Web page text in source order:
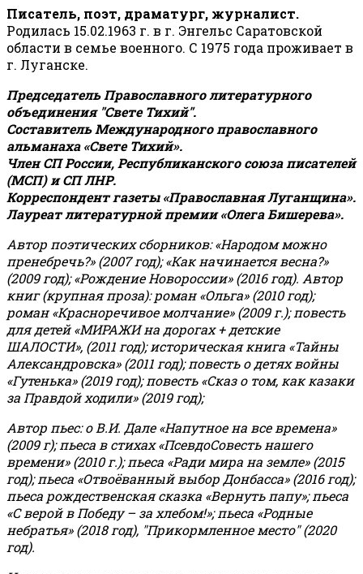
Писатель, поэт, драматург, журналист.
Родилась 15.02.1963 г. в г. Энгельс Саратовской
области в семье военного. С 1975 года проживает в
г. Луганске.
Председатель Православного литературного
объединения "Свете Тихий".
Составитель Международного православного
альманаха «Свете Тихий».
Член СП России, Республиканского союза писателей
(МСП) и СП ЛНР.
Корреспондент газеты «Православная Луганщина».
Лауреат литературной премии «Олега Бишерева».
Автор поэтических сборников: «Народом можно
пренебречь?» (2007 год); «Как начинается весна?»
(2009 год); «Рождение Новороссии» (2016 год). Автор
книг (крупная проза): роман «Ольга» (2010 год);
роман «Красноречивое молчание» (2009 г.); повесть
для детей «МИРАЖИ на дорогах + детские
ШАЛОСТИ», (2011 год); историческая книга «Тайны
Александровска» (2011 год); повесть о детях войны
«Гутенька» (2019 год); повесть «Сказ о том, как казаки
за Правдой ходили» (2019 год);
Автор пьес: о В.И. Дале «Напутное на все времена»
(2009 г); пьеса в стихах «ПсевдоСовесть нашего
времени» (2010 г.); пьеса «Ради мира на земле» (2015
год); пьеса «Отвоёванный выбор Донбасса» (2016 год);
пьеса рождественская сказка «Вернуть папу»; пьеса
«С верой в Победу – за хлебом!»;пьеса «Родные
небратья» (2018 год), "Прикормленное место" (2020
год).